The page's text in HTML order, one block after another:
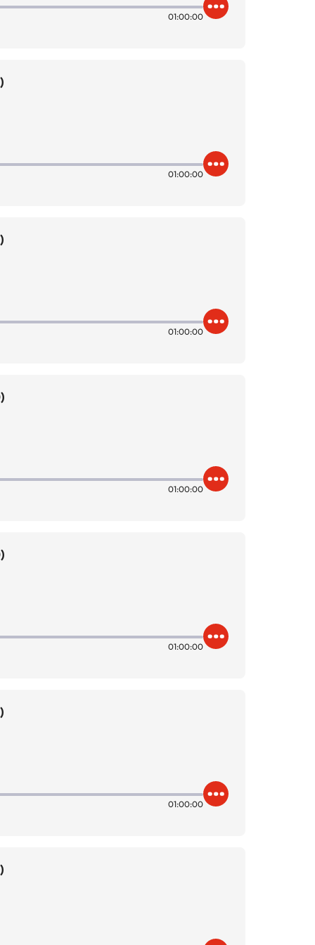
01:00:00
01:00:00
01:00:00
01:00:00
01:00:00
01:00:00